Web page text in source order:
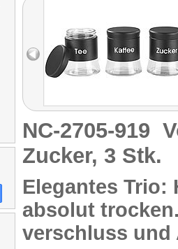
NC-2705-919
Zucker, 3 Stk.
Elegantes Trio:
absolut
verschluss und